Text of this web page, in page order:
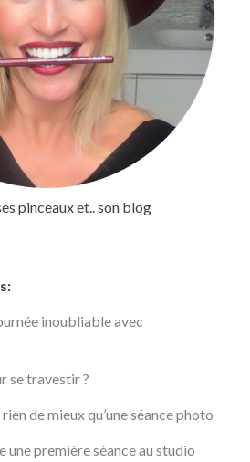
pinceaux et.. son blog
inoubliable avec
se travestir ?
de mieux qu’une séance photo
une première séance au studio